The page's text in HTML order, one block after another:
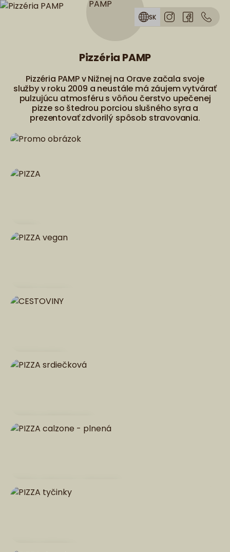
Skip to menu
SK
Pizzéria PAMP
Pizzéria PAMP v Nižnej na Orave začala svoje
služby v roku 2009 a neustále má záujem vytvárať
pulzujúcu atmosféru s vôňou čerstvo upečenej
pizze so štedrou porciou slušného syra a
prezentovať zdvorilý spôsob stravovania.
PIZZA
PIZZA vegan
CESTOVINY
PIZZA srdiečková
PIZZA calzone - plnená
PIZZA tyčinky